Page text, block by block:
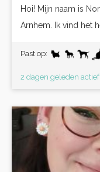
Hoi! Mijn naam is
Arnhem. Ik vind het
Past op:
2 dagen geleden actief